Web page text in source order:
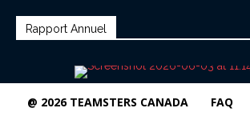
Rapport Annuel
@ 2026 TEAMSTERS CANADA FAQ